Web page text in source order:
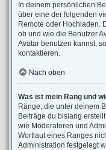
In deinem persönlichen
über eine der folgenden
Remote oder Hochladen.
ob und wie die Benutzer
Avatar benutzen kannst,
kontaktieren.
Nach oben
Was ist mein Rang und
Ränge, die unter deinem
Beiträge du bislang
wie Moderatoren und
Wortlaut eines Ranges
Administration festgelegt